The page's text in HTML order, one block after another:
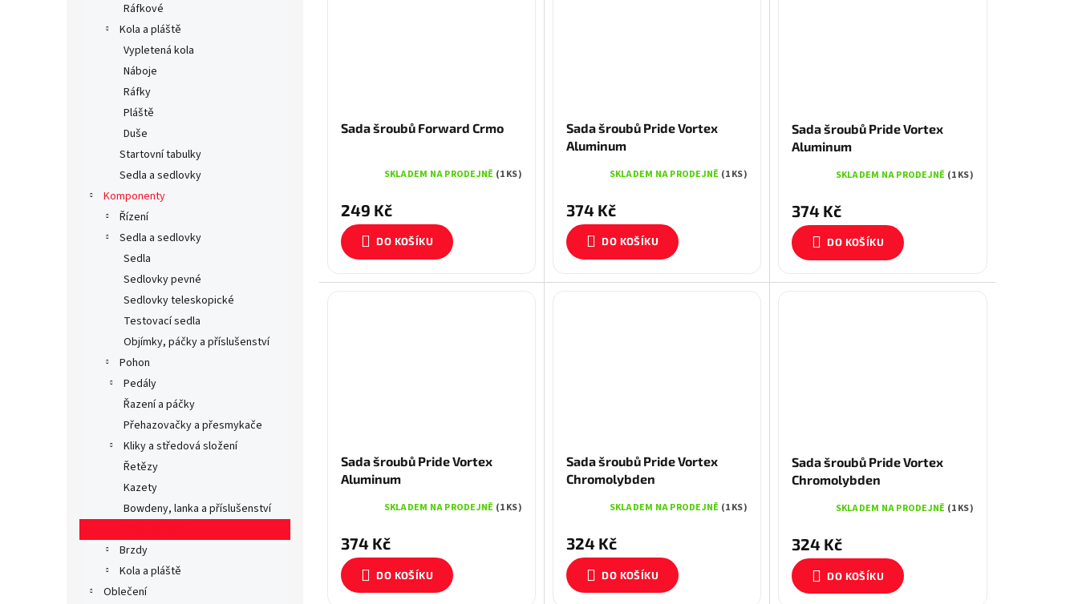
Ráfkové
Kola a pláště
Vypletená kola
Náboje
Ráfky
Pláště
Duše
Startovní tabulky
Sedla a sedlovky
Komponenty
Řízení
Sedla a sedlovky
Sedla
Sedlovky pevné
Sedlovky teleskopické
Testovací sedla
Objímky, páčky a příslušenství
Pohon
Pedály
Řazení a páčky
Přehazovačky a přesmykače
Kliky a středová složení
Řetězy
Kazety
Bowdeny, lanka a příslušenství
Brzdy
Kola a pláště
Oblečení
Sada šroubů Forward Crmo
SKLADEM NA PRODEJNĚ (1 KS)
249 Kč
DO KOŠÍKU
Sada šroubů Pride Vortex
Aluminum
SKLADEM NA PRODEJNĚ (1 KS)
374 Kč
DO KOŠÍKU
Sada šroubů Pride Vortex
Aluminum
SKLADEM NA PRODEJNĚ (1 KS)
374 Kč
DO KOŠÍKU
Sada šroubů Pride Vortex
Aluminum
SKLADEM NA PRODEJNĚ (1 KS)
374 Kč
DO KOŠÍKU
Sada šroubů Pride Vortex
Chromolybden
SKLADEM NA PRODEJNĚ (1 KS)
324 Kč
DO KOŠÍKU
Sada šroubů Pride Vortex
Chromolybden
SKLADEM NA PRODEJNĚ (1 KS)
324 Kč
DO KOŠÍKU